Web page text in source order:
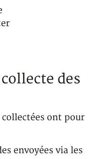
des
collectées ont pour
envoyées via les